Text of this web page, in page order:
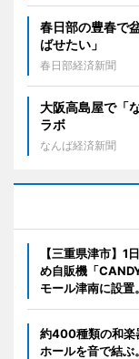
春日部の豊春で
ばせたい」
春日部経済新聞
大阪高島屋で「
ラボ
なんば経済新聞
【三重県津市】1
め自販機「
モール津南に設置。
約400種類の和楽
ホールを音で結ぶ。